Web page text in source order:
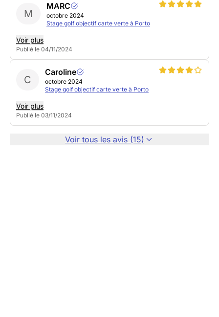
M
MARC
octobre 2024
Stage golf objectif carte verte à Porto
Voir plus
Publié le 04/11/2024
C
Caroline
octobre 2024
Stage golf objectif carte verte à Porto
Voir plus
Publié le 03/11/2024
Voir tous les avis (15)